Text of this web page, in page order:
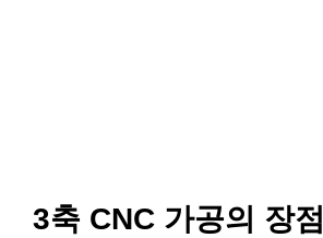
3축 CNC 가공의 장점